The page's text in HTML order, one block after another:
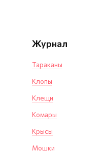
Журнал
Тараканы
Клопы
Клещи
Комары
Крысы
Мошки